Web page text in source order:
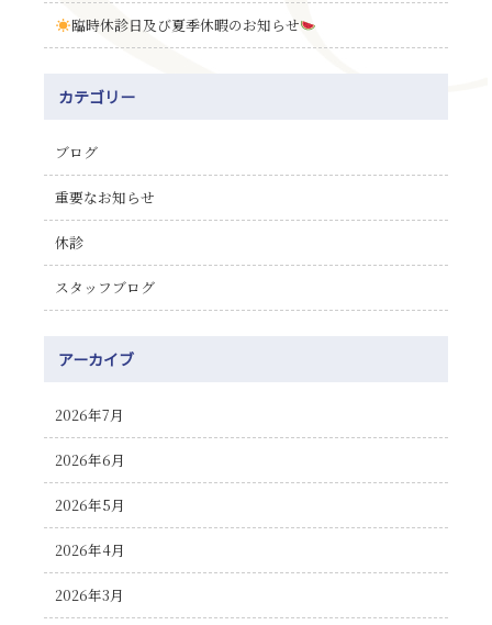
臨時休診日及び夏季休暇のお知らせ
カテゴリー
ブログ
重要なお知らせ
休診
スタッフブログ
アーカイブ
2026年7月
2026年6月
2026年5月
2026年4月
2026年3月